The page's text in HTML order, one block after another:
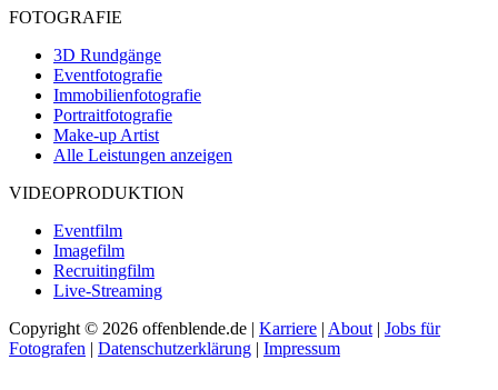
FOTOGRAFIE
3D Rundgänge
Eventfotografie
Immobilienfotografie
Portraitfotografie
Make-up Artist
Alle Leistungen anzeigen
VIDEOPRODUKTION
Eventfilm
Imagefilm
Recruitingfilm
Live-Streaming
Copyright © 2026 offenblende.de | Karriere | About | Jobs für
Fotografen | Datenschutzerklärung | Impressum